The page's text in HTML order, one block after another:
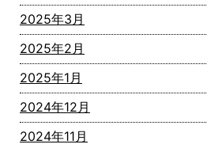
2025年3月
2025年2月
2025年1月
2024年12月
2024年11月